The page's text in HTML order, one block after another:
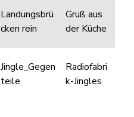
Landungsbrü
cken rein
Gruß aus
der Küche
Jingle_Gegen
teile
Radiofabri
k-Jingles